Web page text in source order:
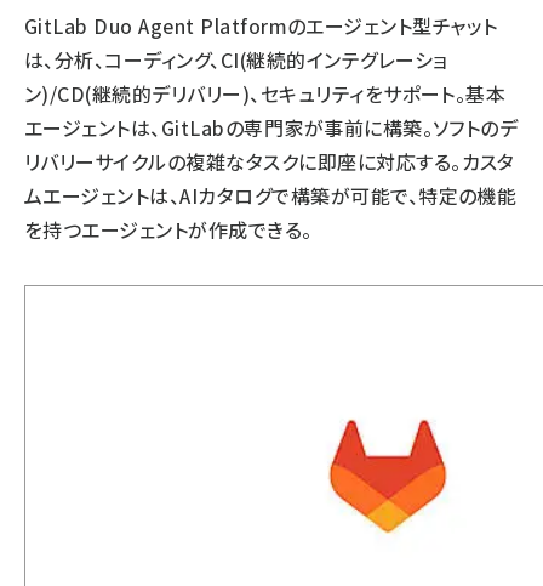
GitLab Duo Agent Platformのエージェント型チャット
は、分析、コーディング、CI(継続的インテグレーショ
ン)/CD(継続的デリバリー)、セキュリティをサポート。基本
エージェントは、GitLabの専門家が事前に構築。ソフトのデ
リバリーサイクルの複雑なタスクに即座に対応する。カスタ
ムエージェントは、AIカタログで構築が可能で、特定の機能
を持つエージェントが作成できる。